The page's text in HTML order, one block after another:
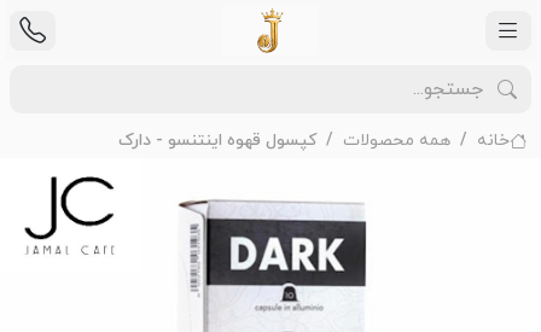
خانه همه محصولات کپسول قهوه اینتنسو - دارک